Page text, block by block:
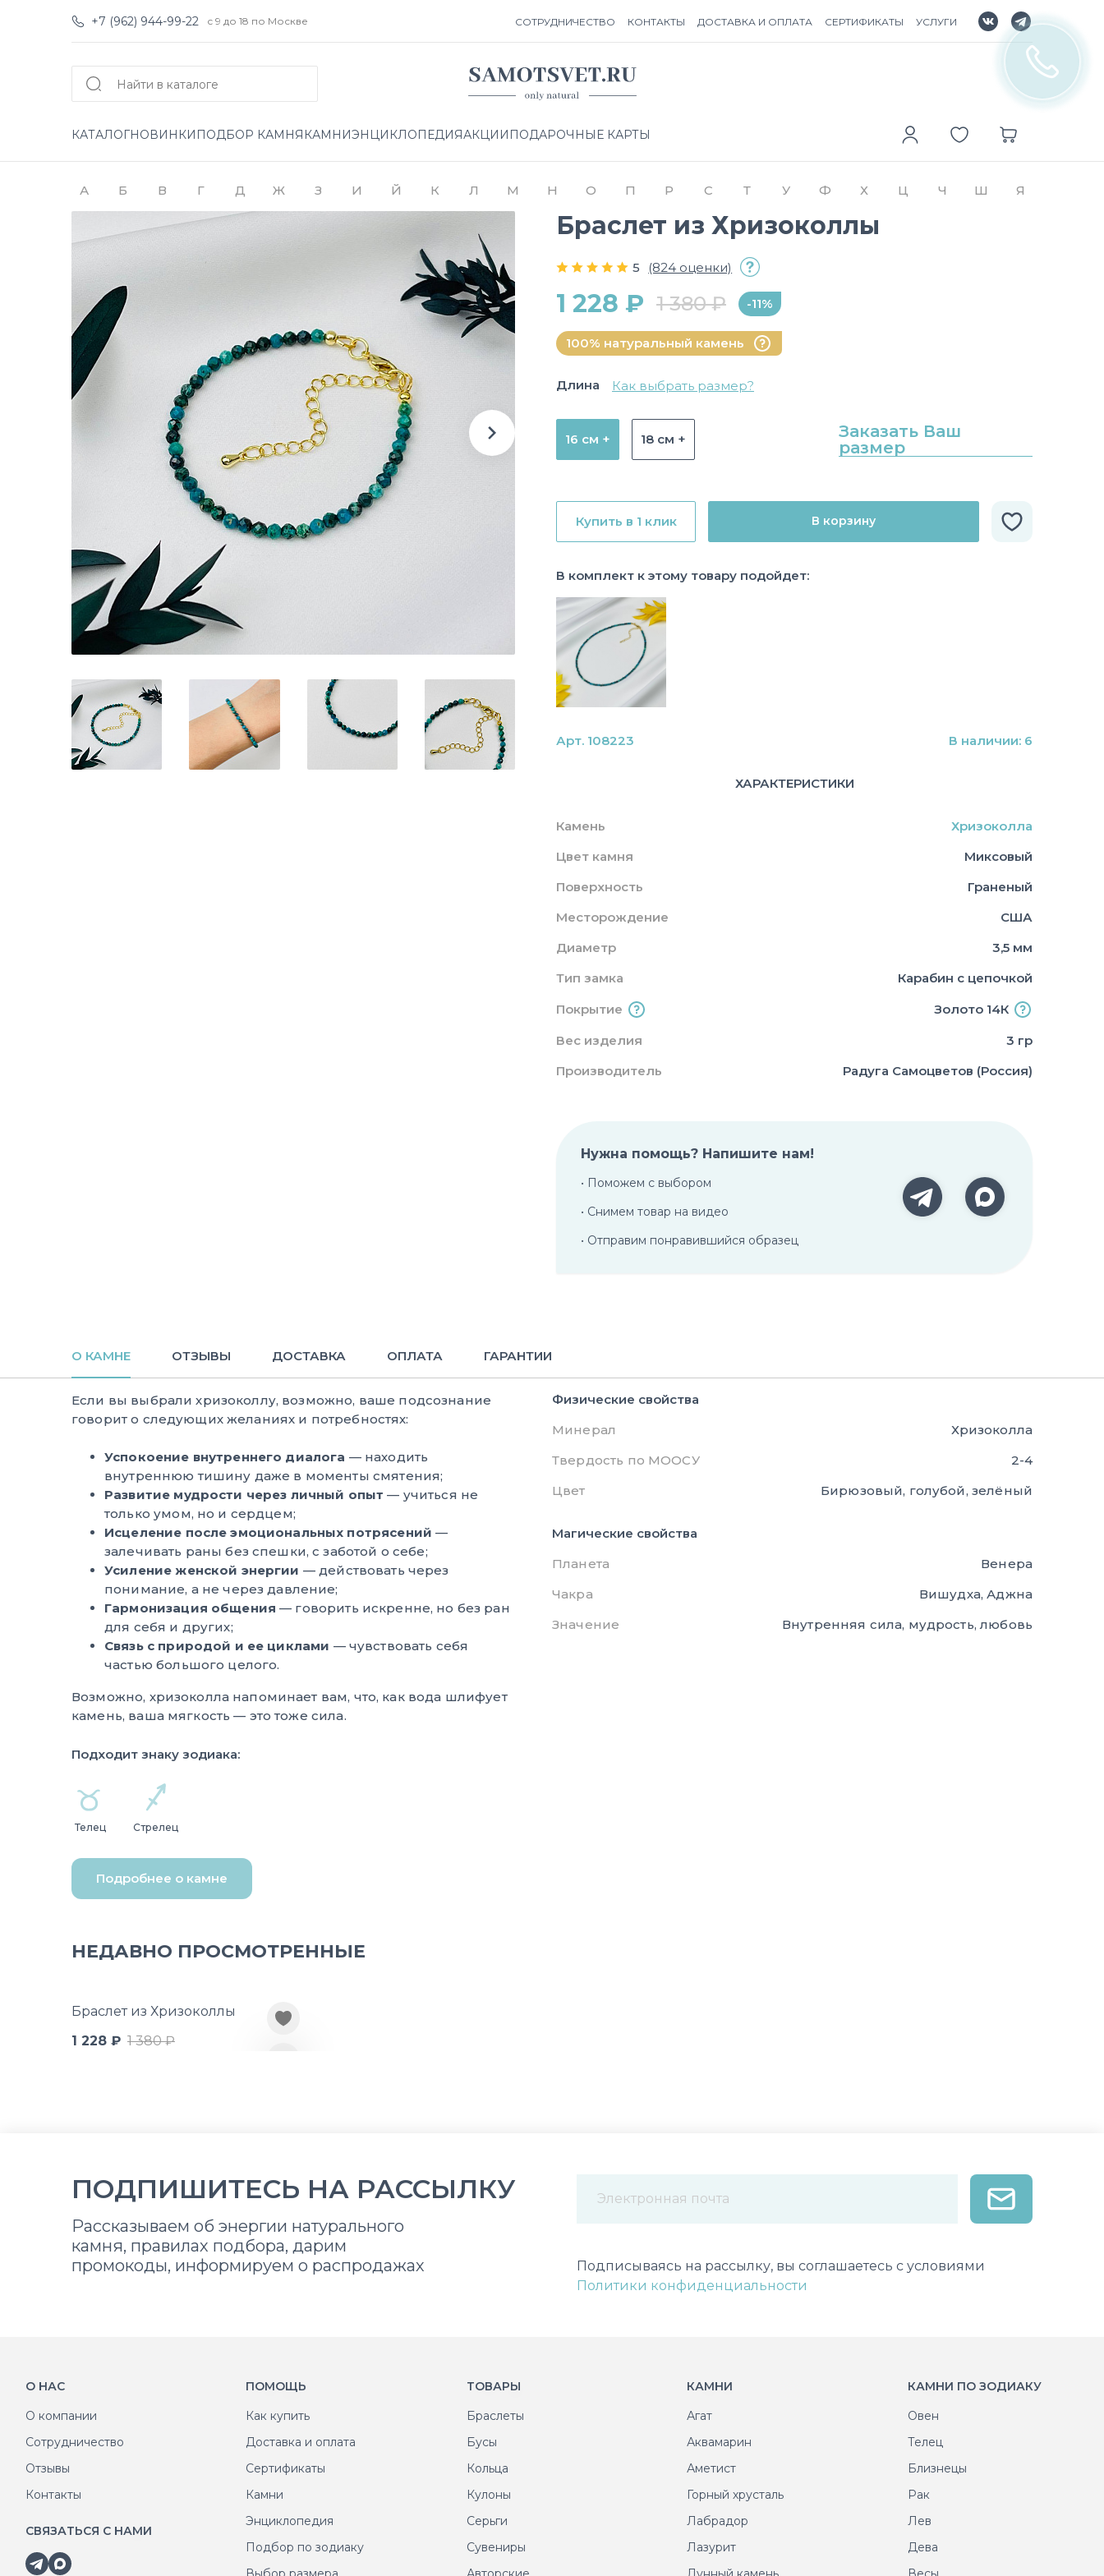
+7 (962) 944-99-22 с 9 до 18 по Москве СОТРУДНИЧЕСТВО КОНТАКТЫ ДОСТАВКА И ОПЛАТА СЕРТИФИКАТЫ УСЛУГИ
КАТАЛОГНОВИНКИ ПОДБОР КАМНЯ КАМНИЭНЦИКЛОПЕДИЯАКЦИИ ПОДАРОЧНЫЕ КАРТЫ
А Б В Г Д Ж З И Й К Л М Н О П Р С Т У Ф Х Ц Ч Ш Я
Браслет из Хризоколлы
5 (824 оценки)
1 228 ₽ 1 380 ₽ -11%
100% натуральный камень
Длина Как выбрать размер?
16 см + 18 см +
Заказать Ваш
размер
Купить в 1 клик В корзину
В комплект к этому товару подойдет:
Арт. 108223 В наличии: 6
ХАРАКТЕРИСТИКИ
Камень
Хризоколла
Цвет камня
Миксовый
Поверхность
Граненый
Месторождение
США
Диаметр
3,5 мм
Тип замка
Карабин с цепочкой
Покрытие
Золото 14К
Вес изделия
3 гр
Производитель
Радуга Самоцветов (Россия)
Нужна помощь? Напишите нам!
• Поможем с выбором
• Снимем товар на видео
• Отправим понравившийся образец
О КАМНЕ ОТЗЫВЫ ДОСТАВКА ОПЛАТА ГАРАНТИИ
Если вы выбрали хризоколлу, возможно, ваше подсознание
говорит о следующих желаниях и потребностях:
Успокоение внутреннего диалога — находить
внутреннюю тишину даже в моменты смятения;
Развитие мудрости через личный опыт — учиться не
только умом, но и сердцем;
Исцеление после эмоциональных потрясений —
залечивать раны без спешки, с заботой о себе;
Усиление женской энергии — действовать через
понимание, а не через давление;
Гармонизация общения — говорить искренне, но без ран
для себя и других;
Связь с природой и ее циклами — чувствовать себя
частью большого целого.
Возможно, хризоколла напоминает вам, что, как вода шлифует
камень, ваша мягкость — это тоже сила.
Подходит знаку зодиака:
Телец Стрелец
Подробнее о камне
Физические свойства
Минерал
Хризоколла
Твердость по МООСУ
2-4
Цвет
Бирюзовый, голубой, зелёный
Магические свойства
Планета
Венера
Чакра
Вишудха, Аджна
Значение
Внутренняя сила, мудрость, любовь
НЕДАВНО ПРОСМОТРЕННЫЕ
Браслет из Хризоколлы
1 228 ₽ 1 380 ₽
ПОДПИШИТЕСЬ НА РАССЫЛКУ
Рассказываем об энергии натурального
камня, правилах подбора, дарим
промокоды, информируем о распродажах
Подписываясь на рассылку, вы соглашаетесь с условиями
Политики конфиденциальности
О НАС
О компании
Сотрудничество
Отзывы
Контакты
СВЯЗАТЬСЯ С НАМИ
ПОМОЩЬ
Как купить
Доставка и оплата
Сертификаты
Камни
Энциклопедия
Подбор по зодиаку
ТОВАРЫ
Браслеты
Бусы
Кольца
Кулоны
Серьги
Сувениры
КАМНИ
Агат
Аквамарин
Аметист
Горный хрусталь
Лабрадор
Лазурит
КАМНИ ПО ЗОДИАКУ
Овен
Телец
Близнецы
Рак
Лев
Дева